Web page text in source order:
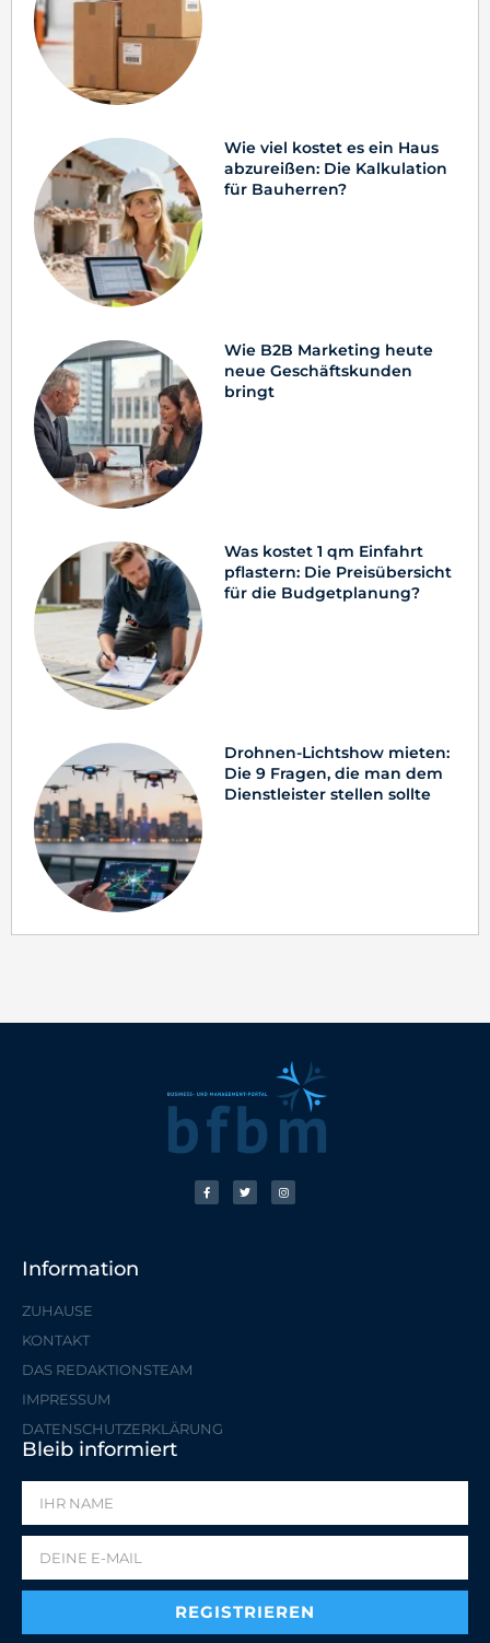
Wie viel kostet es ein Haus
abzureißen: Die Kalkulation
für Bauherren?
Wie B2B Marketing heute
neue Geschäftskunden
bringt
Was kostet 1 qm Einfahrt
pflastern: Die Preisübersicht
für die Budgetplanung?
Drohnen-Lichtshow mieten:
Die 9 Fragen, die man dem
Dienstleister stellen sollte
Information
ZUHAUSE
KONTAKT
DAS REDAKTIONSTEAM
IMPRESSUM
DATENSCHUTZERKLÄRUNG
Bleib informiert
REGISTRIEREN